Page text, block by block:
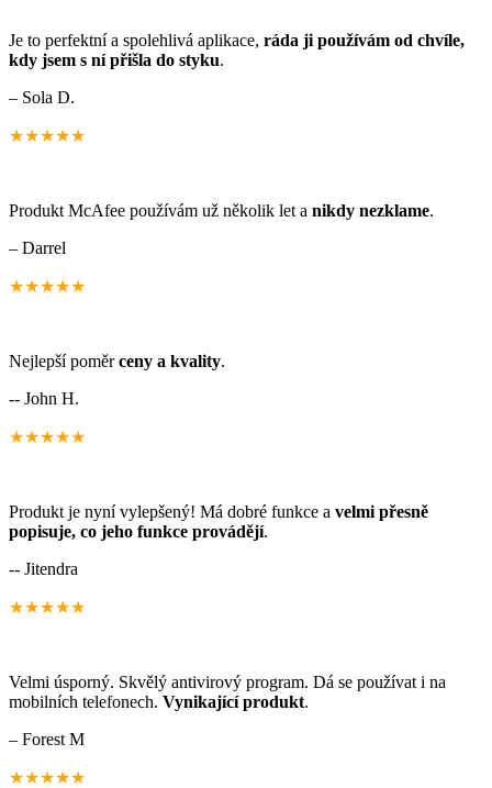
Je to perfektní a spolehlivá aplikace, ráda ji používám od chvíle,
kdy jsem s ní přišla do styku.
– Sola D.
★★★★★
Produkt McAfee používám už několik let a nikdy nezklame.
– Darrel
★★★★★
Nejlepší poměrceny a kvality.
-- John H.
★★★★★
Produkt je nyní vylepšený! Má dobré funkce a velmi přesně
popisuje, co jeho funkce provádějí.
-- Jitendra
★★★★★
Velmi úsporný. Skvělý antivirový program. Dá se používat i na
mobilních telefonech. Vynikající produkt.
– Forest M
★★★★★